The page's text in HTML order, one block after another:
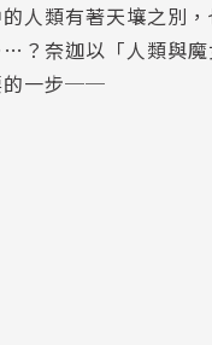
人類有著天壤之別
？奈迦以「人類與
的一步──